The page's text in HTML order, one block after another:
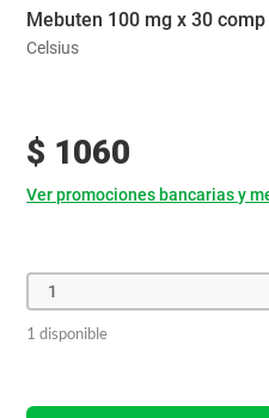
Mebuten 100 mg x 30 comp
Celsius
$ 1060
Ver promociones bancarias y
1
1 disponible